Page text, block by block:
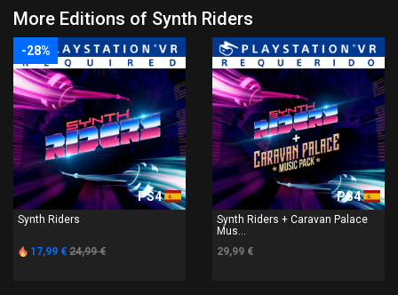
More Editions of Synth Riders
-28%
PS4
Synth Riders
17,99 € 24,99 €
PS4
Synth Riders + Caravan Palace
Mus...
29,99 €